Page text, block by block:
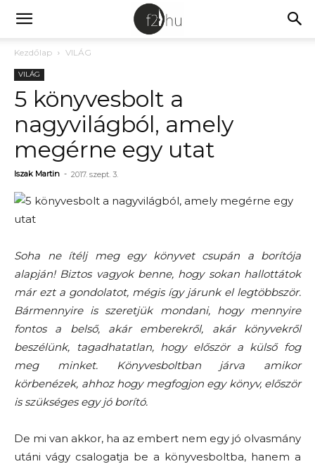
Kezdőlap VILÁG
VILÁG
5 könyvesbolt a
nagyvilágból, amely
megérne egy utat
Iszak Martin - 2017. szept. 3.
Soha ne ítélj meg egy könyvet csupán a borítója
alapján! Biztos vagyok benne, hogy sokan hallottátok
már ezt a gondolatot, mégis így járunk el legtöbbször.
Bármennyire is szeretjük mondani, hogy mennyire
fontos a belső, akár emberekről, akár könyvekről
beszélünk, tagadhatatlan, hogy először a külső fog
meg minket. Könyvesboltban járva amikor
körbenézek, ahhoz hogy megfogjon egy könyv, először
is szükséges egy jó borító.
De mi van akkor, ha az embert nem egy jó olvasmány
utáni vágy csalogatja be a könyvesboltba, hanem a